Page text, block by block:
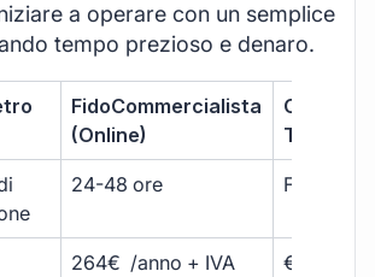
a operare con un semplice
tempo prezioso e denaro.
FidoCommercialista
(Online)
24-48 ore Fino a 30
264€ /anno + IVA €500 –